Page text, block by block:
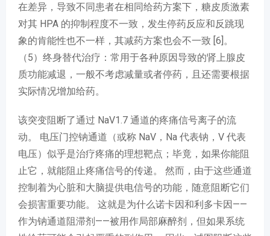
在差异，导致不同患者在相同给药方案下，糖皮质激素
对其 HPA 的抑制程度不一致，发生停药反应和反跳现
象的肯能性也不一样，其减药方案也会不一致 [6]。
（5）终身替代治疗：常用于各种原因导致的肾上腺皮
质功能减退，一般不考虑减量或者停药，且还需要根据
实际情况增加给药。
该突变阻断了通过 NaV1.7 通道的疼痛信号离子的流
动。 电压门控钠通道（或称 NaV，Na 代表钠，V 代表
电压）似乎是治疗疼痛的理想靶点；毕竟，如果你能阻
止它，就能阻止疼痛信号的传递。 然而，由于这些通道
控制着为心脏和大脑提供电信号的功能，随意阻断它们
会损害重要功能。 这就是为什么诺卡因和利多卡因——
作为钠通道阻滞剂——被用作局部麻醉剂，但如果系统